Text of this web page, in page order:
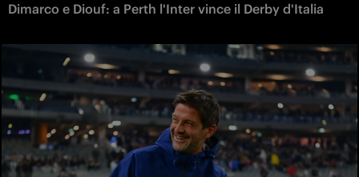
Dimarco e Diouf: a Perth l'Inter vince il Derby d'Italia